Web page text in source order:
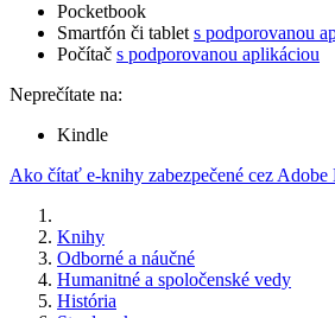
Pocketbook
Smartfón či tablet s podporovanou
Počítač s podporovanou aplikáciou
Neprečítate na:
Kindle
Ako čítať e-knihy zabezpečené cez
Knihy
Odborné a náučné
Humanitné a spoločenské vedy
História